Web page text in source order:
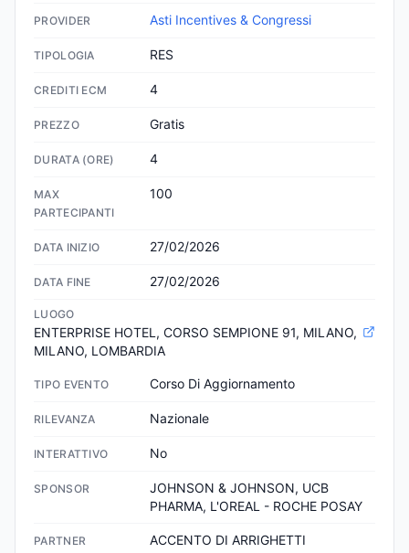
PROVIDER Asti Incentives & Congressi
TIPOLOGIA RES
CREDITI ECM 4
PREZZO Gratis
DURATA (ORE) 4
MAX
PARTECIPANTI
100
DATA INIZIO 27/02/2026
DATA FINE 27/02/2026
LUOGO
ENTERPRISE HOTEL, CORSO SEMPIONE 91, MILANO,
MILANO, LOMBARDIA
TIPO EVENTO Corso Di Aggiornamento
RILEVANZA Nazionale
INTERATTIVO No
SPONSOR
JOHNSON & JOHNSON, UCB
PHARMA, L'OREAL - ROCHE POSAY
PARTNER ACCENTO DI ARRIGHETTI